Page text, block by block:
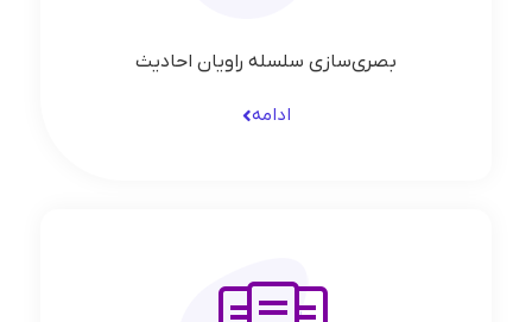
بصری‌سازی سلسله راویان احادیث
ادامه